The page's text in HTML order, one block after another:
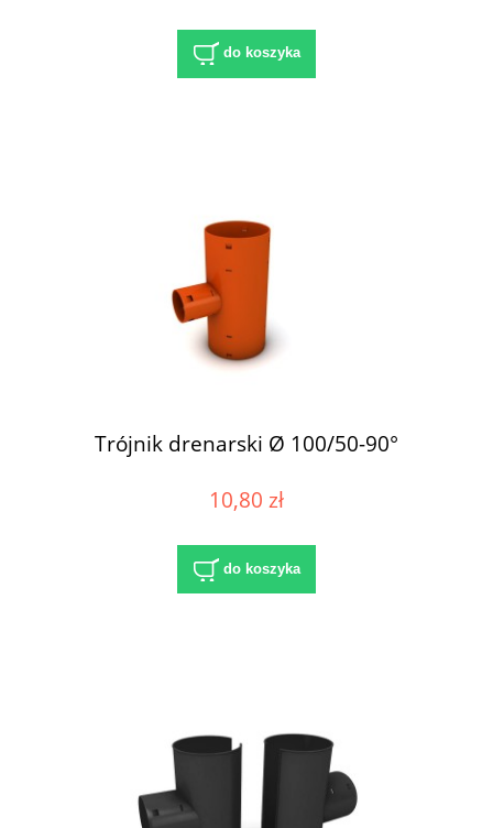
do koszyka
Trójnik drenarski Ø 100/50-90°
10,80 zł
do koszyka